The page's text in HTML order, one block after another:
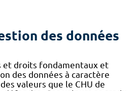
des données
et droits fondamentaux et
des données à caractère
valeurs que le CHU de